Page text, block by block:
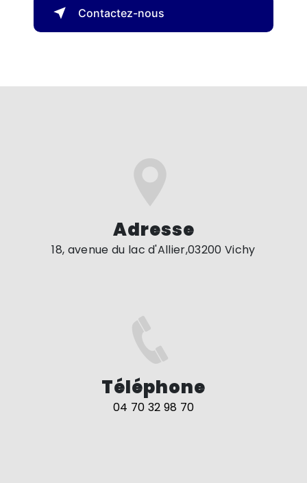
Contactez-nous
Adresse
18, avenue du lac d'Allier,03200 Vichy
Téléphone
04 70 32 98 70